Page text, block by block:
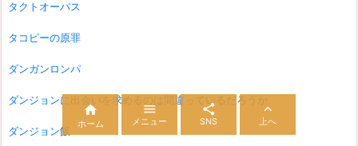
タクトオーパス
タコピーの原罪
ダンガンロンパ
ダンジョンに出会いを求めるのは間違っているだろうか
ダンジョン飯

ホーム

メニュー

SNS

上へ